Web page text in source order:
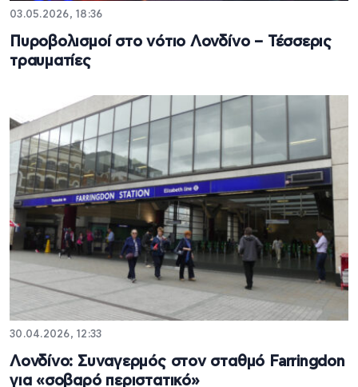
03.05.2026, 18:36
Πυροβολισμοί στο νότιο Λονδίνο – Τέσσερις
τραυματίες
30.04.2026, 12:33
Λονδίνο: Συναγερμός στον σταθμό Farringdon
για «σοβαρό περιστατικό»